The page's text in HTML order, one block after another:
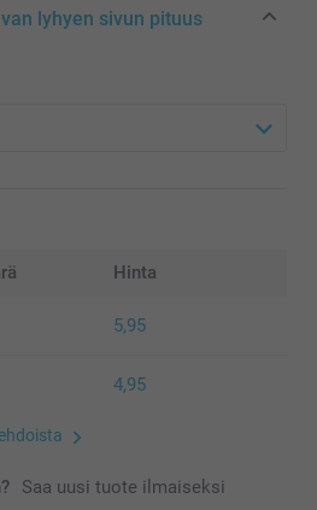
lyhyen sivun pituus
Hinta
5,95
4,95
Saa uusi tuote ilmaiseksi